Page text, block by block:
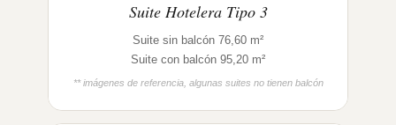
Suite Hotelera Tipo 3
Suite sin balcón 76,60 m²
Suite con balcón 95,20 m²
** imágenes de referencia, algunas suites no tienen balcón